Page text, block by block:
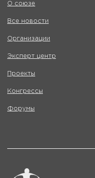
О союзе
Все новости
Организации
Эксперт центр
Проекты
Конгрессы
Форумы